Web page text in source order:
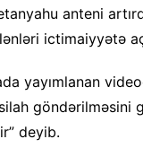
anteni
ictimaiyyətə
yayımlanan
silah göndərilməsini
deyib.